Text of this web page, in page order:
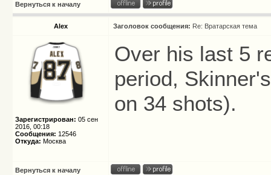
Вернуться к началу
Alex Заголовок сообщения: Re: Вратарская тема
Зарегистрирован: 05 сен
2016, 00:18
Сообщения: 12546
Откуда: Москва
Over his last 5
period,
on 34 shots).
Вернуться к началу